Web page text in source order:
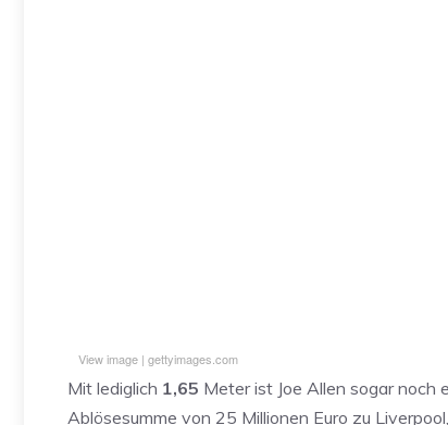
Sie sehen gerade einen Platzhalterinhalt von
zuzugreifen, klicken Sie auf den Button unten.
Drittanbieter
View image | gettyimages.com
Mit lediglich 1,65 Meter ist Joe Allen sogar noch
Ablösesumme von 25 Millionen Euro zu